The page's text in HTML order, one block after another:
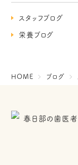
スタッフブログ
栄養ブログ
HOME ブログ